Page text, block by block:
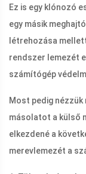
Ez is egy klónozó
egy másik
létrehozása
rendszer lemezét
számítógép
Most pedig
másolatot a külső
elkezdené a
merevlemezét a